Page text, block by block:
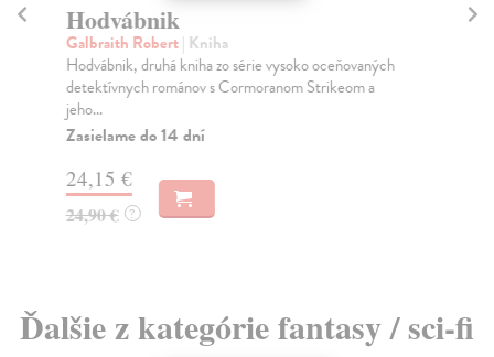
Hodvábnik
Galbraith Robert| Kniha
Hodvábnik, druhá kniha zo série vysoko oceňovaných
detektívnych románov s Cormoranom Strikeom a
jeho...
Zasielame do 14 dní
24,15 €
24,90 € ?
Ďalšie z kategórie fantasy / sci-fi